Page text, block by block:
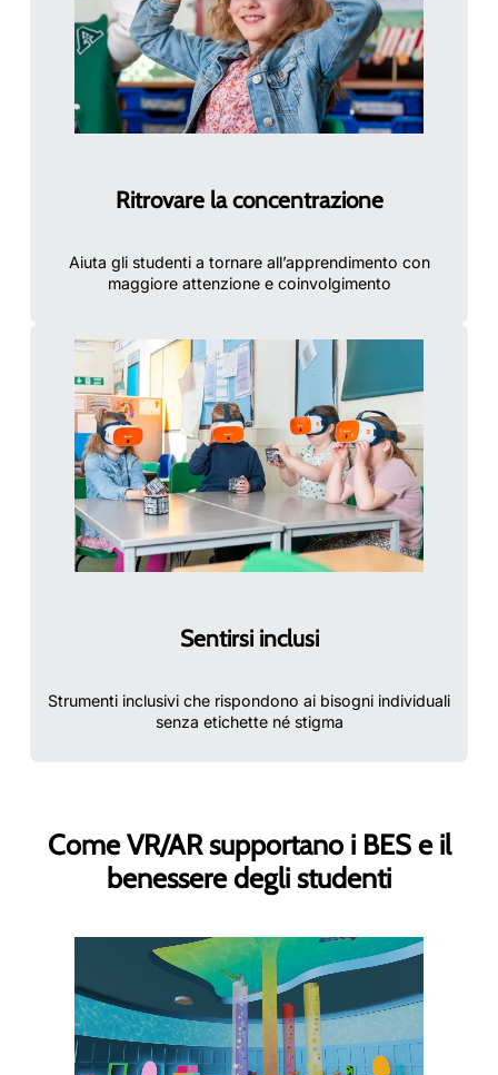
Ritrovare la concentrazione
Aiuta gli studenti a tornare all’apprendimento con
maggiore attenzione e coinvolgimento
Sentirsi inclusi
Strumenti inclusivi che rispondono ai bisogni individuali
senza etichette né stigma
Come VR/AR supportano i BES e il
benessere degli studenti